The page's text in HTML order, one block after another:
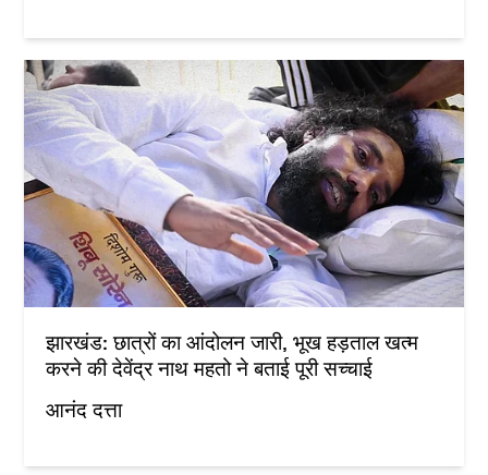
झारखंड: छात्रों का आंदोलन जारी, भूख हड़ताल खत्म
करने की देवेंद्र नाथ महतो ने बताई पूरी सच्चाई
आनंद दत्ता